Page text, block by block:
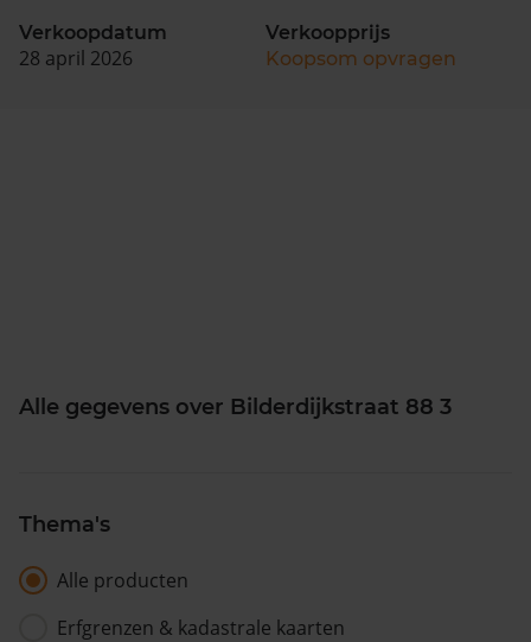
Verkoopdatum
28 april 2026
Verkoopprijs
Koopsom opvragen
Alle gegevens over Bilderdijkstraat 88 3
Thema's
Alle producten
Erfgrenzen & kadastrale kaarten